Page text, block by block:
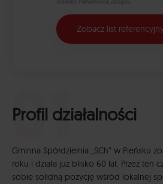
Zobacz list
Profil działalności
Gminna Spółdzielnia „SCh” w Pieńsku
roku i działa już blisko 60 lat. Przez ten
sobie solidną pozycję wśród lokalnej